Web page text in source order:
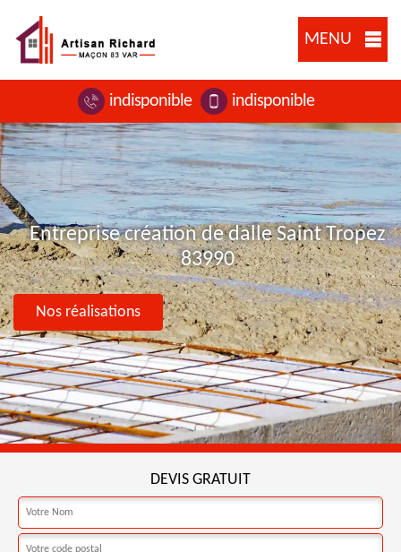
MENU
indisponible indisponible
Entreprise création de dalle Saint Tropez
83990
Nos réalisations
DEVIS GRATUIT